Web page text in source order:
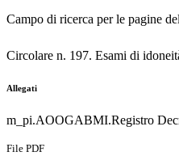
Campo di ricerca per le pagine
Circolare n. 197. Esami di
Allegati
m_pi.AOOGABMI.Registro
File PDF